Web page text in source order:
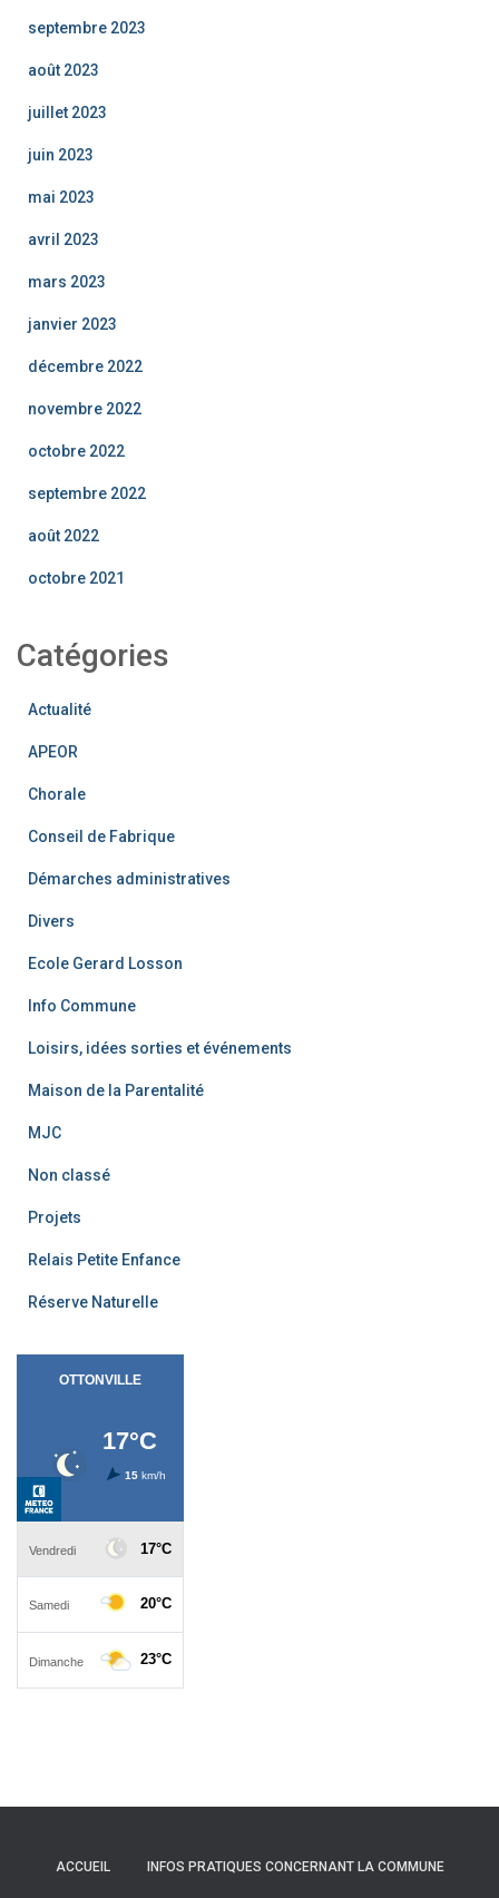
septembre 2023
août 2023
juillet 2023
juin 2023
mai 2023
avril 2023
mars 2023
janvier 2023
décembre 2022
novembre 2022
octobre 2022
septembre 2022
août 2022
octobre 2021
Catégories
Actualité
APEOR
Chorale
Conseil de Fabrique
Démarches administratives
Divers
Ecole Gerard Losson
Info Commune
Loisirs, idées sorties et événements
Maison de la Parentalité
MJC
Non classé
Projets
Relais Petite Enfance
Réserve Naturelle
ACCUEIL INFOS PRATIQUES CONCERNANT LA COMMUNE